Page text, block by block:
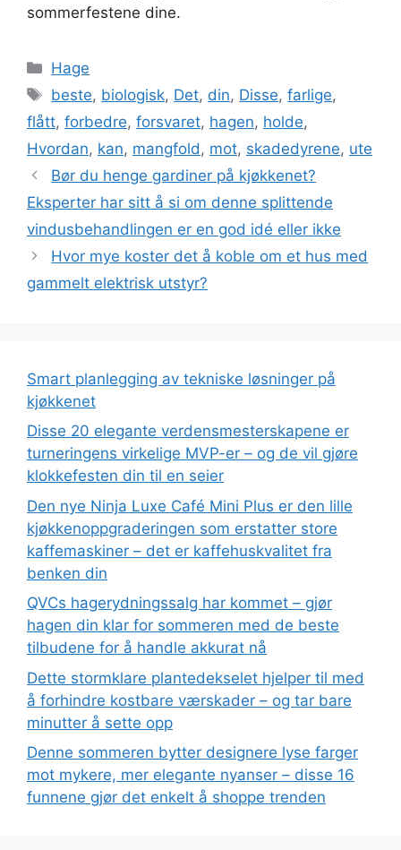
sommerfestene dine.
Kategorier
Hage
Stikkord
beste, biologisk, Det, din, Disse,farlige,
flått, forbedre, forsvaret, hagen, holde,
Hvordan, kan, mangfold , mot, skadedyrene, ute
Bør du henge gardiner på kjøkkenet?
Eksperter har sitt å si om denne splittende
vindusbehandlingen er en god idé eller ikke
Hvor mye koster det å koble om et hus med
gammelt elektrisk utstyr?
Smart planlegging av tekniske løsninger på
kjøkkenet
Disse 20 elegante verdensmesterskapene er
turneringens virkelige MVP-er – og de vil gjøre
klokkefesten din til en seier
Den nye Ninja Luxe Café Mini Plus er den lille
kjøkkenoppgraderingen som erstatter store
kaffemaskiner – det er kaffehuskvalitet fra
benken din
QVCs hagerydningssalg har kommet – gjør
hagen din klar for sommeren med de beste
tilbudene for å handle akkurat nå
Dette stormklare plantedekselet hjelper til med
å forhindre kostbare værskader – og tar bare
minutter å sette opp
Denne sommeren bytter designere lyse farger
mot mykere, mer elegante nyanser – disse 16
funnene gjør det enkelt å shoppe trenden